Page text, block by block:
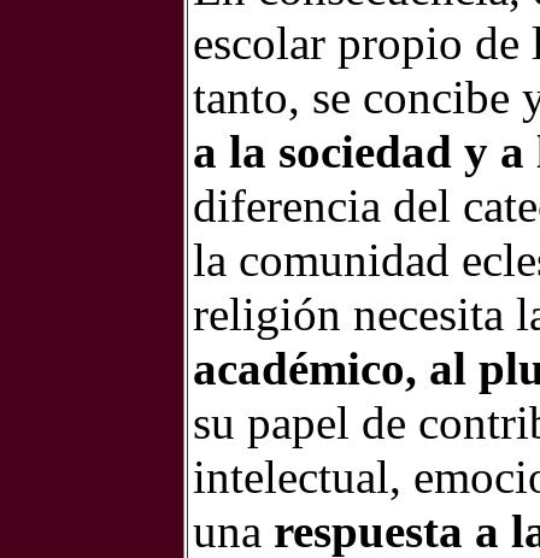
escolar propio de
tanto, se concibe
a la sociedad y a
diferencia del
la comunidad
religión necesita
académico, al
su papel de
intelectual,
una respuesta a